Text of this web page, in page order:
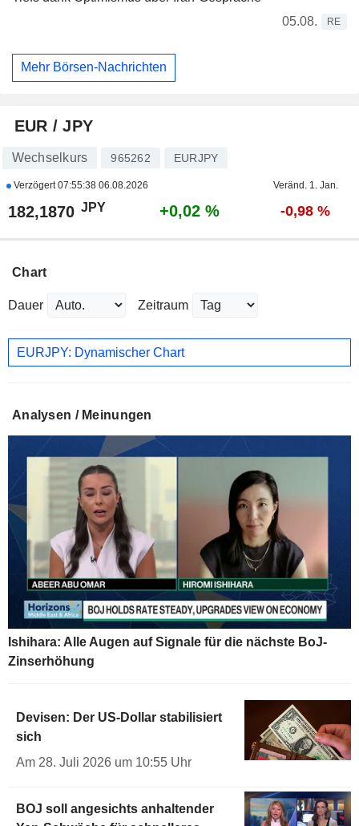
05.08.
RE
Mehr Börsen-Nachrichten
EUR / JPY
Wechselkurs 965262 EURJPY
Verzögert07:55:38 06.08.2026 Veränd. 1. Jan.
182,1870 JPY +0,02 % -0,98 %
Chart
Dauer Zeitraum
EURJPY: Dynamischer Chart
Analysen / Meinungen
Ishihara: Alle Augen auf Signale für die nächste BoJ-
Zinserhöhung
Devisen: Der US-Dollar stabilisiert
sich
Am 28. Juli 2026 um 10:55 Uhr
BOJ soll angesichts anhaltender